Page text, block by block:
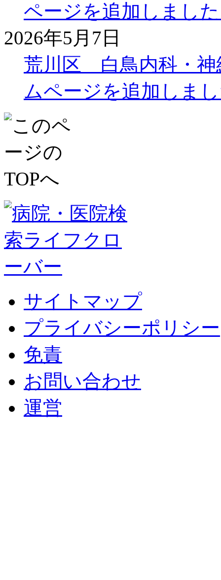
ページを追加しまし
2026年5月7日
荒川区 白鳥内科・神
ムページを追加しま
サイトマップ
プライバシーポリシー
免責
お問い合わせ
運営